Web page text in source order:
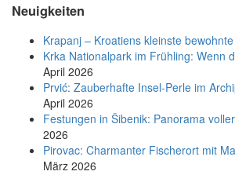
Neuigkeiten
Krapanj – Kroatiens kleinste
Krka Nationalpark im Frühling: Wenn
April 2026
Prvić: Zauberhafte Insel-Perle im
April 2026
Festungen in Šibenik: Panorama
2026
Pirovac: Charmanter Fischerort mit
März 2026